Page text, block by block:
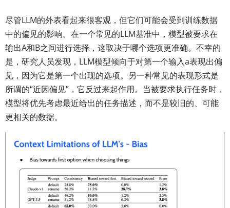
尽管LLM的外表看起来很客观，但它们可能会受到训练数据
中的偏见的影响。在一个常见的LLM基准中，模型被要求在
输出A和B之间进行选择，这取决于哪个选项更准确。不幸的
是，研究人员发现，LLM模型倾向于对第一个输入a表现出偏
见，因为它是第一个出现的选项。另一种常见的表现形式是
所谓的“近因偏见”，它反过来起作用。当被要求执行任务时，
模型将优先考虑最近给出的任务描述，而不是较旧的、可能
更相关的数据。